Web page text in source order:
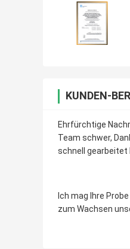
KUNDEN-
Ehrfürchtige
Team schwer,
schnell gearbeitet
Ich mag Ihre
zum Wachsen